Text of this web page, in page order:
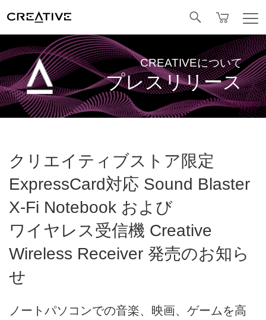
CREATIVEについて
プレスリリース
クリエイティブストア限定
ExpressCard対応 Sound Blaster
X-Fi Notebook および
ワイヤレス受信機 Creative
Wireless Receiver 発売のお知ら
せ
ノートパソコンでの音楽、映画、ゲームを高
Facebook